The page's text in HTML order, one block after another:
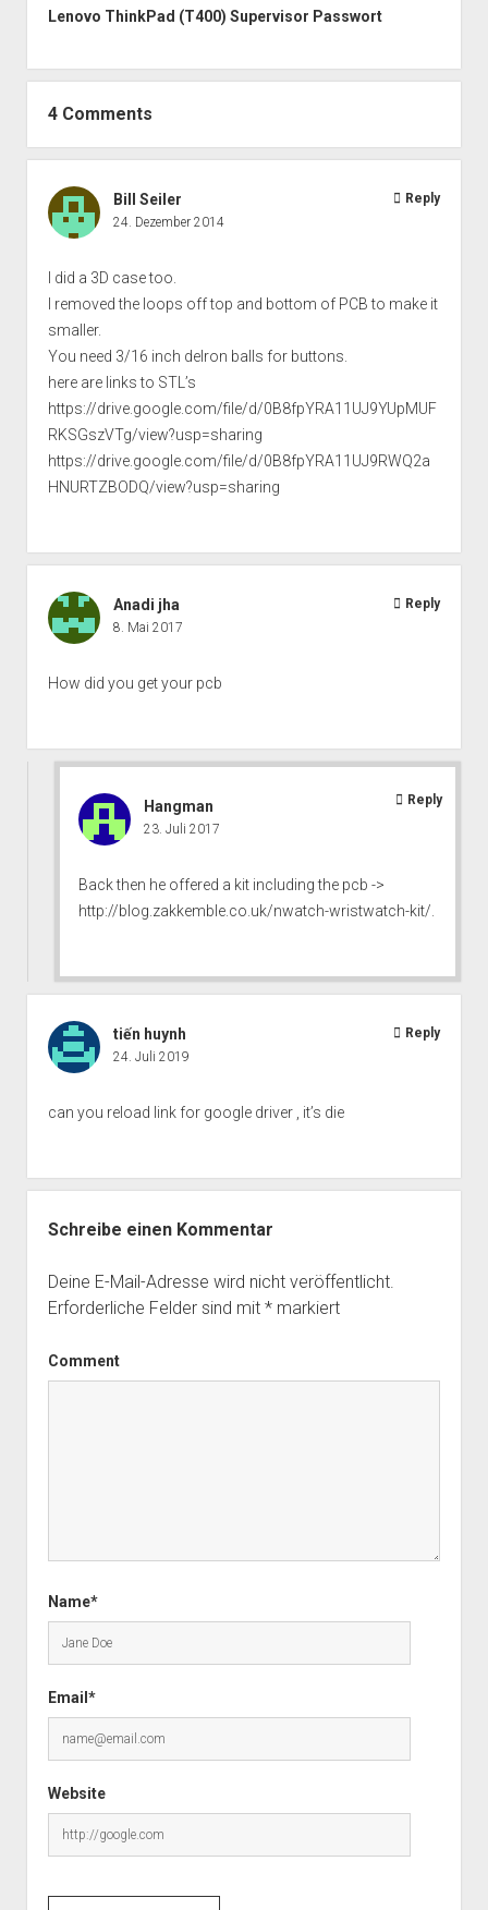
Lenovo ThinkPad (T400) Supervisor Passwort
4 Comments
Bill Seiler
24. Dezember 2014
I did a 3D case too.
I removed the loops off top and bottom of PCB to make it
smaller.
You need 3/16 inch delron balls for buttons.
here are links to STL’s
https://drive.google.com/file/d/0B8fpYRA11UJ9YUpMUF
RKSGszVTg/view?usp=sharing
https://drive.google.com/file/d/0B8fpYRA11UJ9RWQ2a
HNURTZBODQ/view?usp=sharing
Reply
Anadi jha
8. Mai 2017
How did you get your pcb
Reply
Hangman
23. Juli 2017
Back then he offered a kit including the pcb ->
http://blog.zakkemble.co.uk/nwatch-wristwatch-kit/
Reply
tiến huynh
24. Juli 2019
can you reload link for google driver , it’s die
Reply
Schreibe einen Kommentar
Deine E-Mail-Adresse wird nicht veröffentlicht.
Erforderliche Felder sind mit *markiert
Comment
Name*
Email*
Website